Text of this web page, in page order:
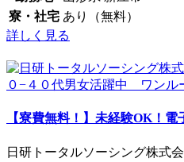
寮・社宅 あり（無料）
詳しく見る
【寮費無料！】未経験OK！
日研トータルソーシング株式